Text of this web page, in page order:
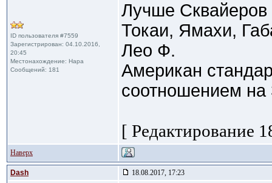
ID пользователя #7559
Зарегистрирован: 04.10.2016,
20:45
Местонахождение: Нара
Сообщений: 181
Лучше Сквайеров
Токаи, Ямахи,
Лео Ф.
Американ
соотношением
[ Редактирование
Наверх
Dash 18.08.2017, 17:23